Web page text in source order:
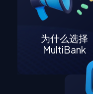
为什么选择
MultiBank